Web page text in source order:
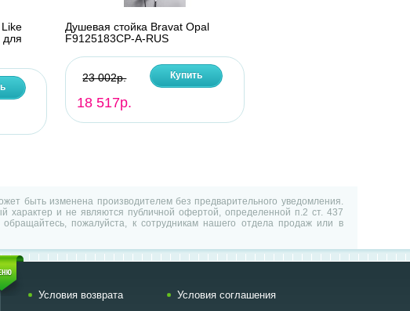
для
Душевая стойка Bravat Opal
F9125183CP-A-RUS
23 002р.
18 517р.
Купить
быть изменена производителем без предварительного уведомления.
и не являются публичной офертой, определенной п.2 ст. 437
пожалуйста, к сотрудникам нашего отдела продаж или в
Условия возврата Условия соглашения